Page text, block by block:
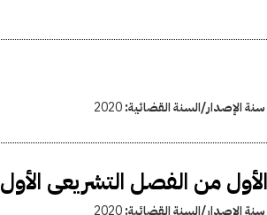
سنة الإصدار/السنة القضائية:2020
من الفصل التشريعى الأول
سنة الإصدار/السنة القضائية:2020